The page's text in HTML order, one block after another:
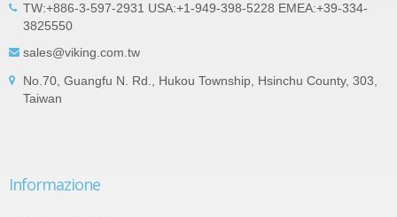
TW:+886-3-597-2931 USA:+1-949-398-5228 EMEA:+39-334-
3825550
sales@viking.com.tw
No.70, Guangfu N. Rd., Hukou Township, Hsinchu County, 303,
Taiwan
Informazione